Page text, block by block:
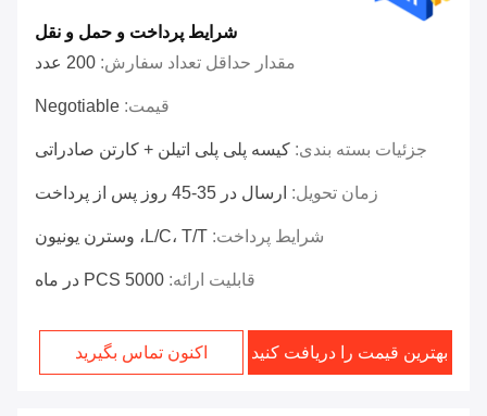
شرایط پرداخت و حمل و نقل
مقدار حداقل تعداد سفارش: 200 عدد
قیمت: Negotiable
جزئیات بسته بندی: کیسه پلی پلی اتیلن + کارتن صادراتی
زمان تحویل: ارسال در 35-45 روز پس از پرداخت
شرایط پرداخت: L/C، T/T، وسترن یونیون
قابلیت ارائه: 5000 PCS در ماه
بهترین قیمت را دریافت کنید اکنون تماس بگیرید